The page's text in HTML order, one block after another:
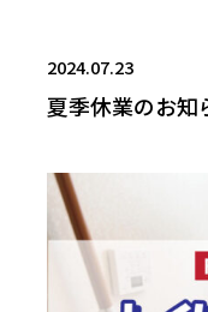
2024.07.23
夏季休業のお知